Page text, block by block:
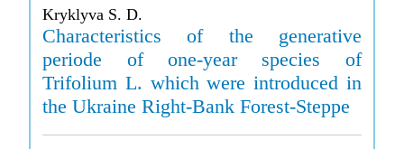
Kryklyva S. D.
Characteristics of the generative
periode of one-year species of
Trifolium L. which were introduced in
the Ukraine Right-Bank Forest-Steppe